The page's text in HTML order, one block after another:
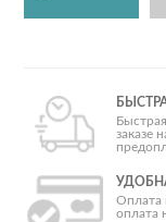
заказе
Оплата
оплата